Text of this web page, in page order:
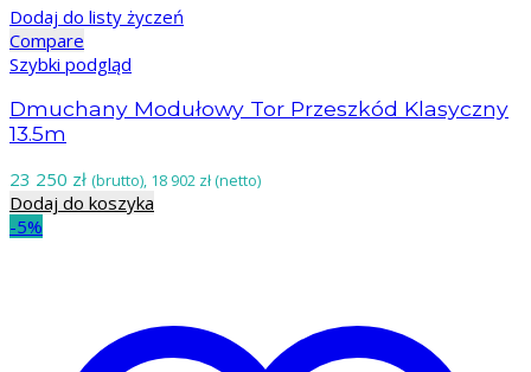
Dodaj do listy życzeń
Compare
Szybki podgląd
Dmuchany Modułowy Tor Przeszkód Klasyczny
13.5m
23 250 zł (brutto), 18 902 zł (netto)
Dodaj do koszyka
-5%